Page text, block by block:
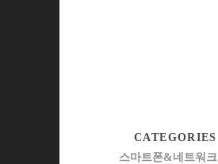
CATEGORIES
스마트폰&네트워크